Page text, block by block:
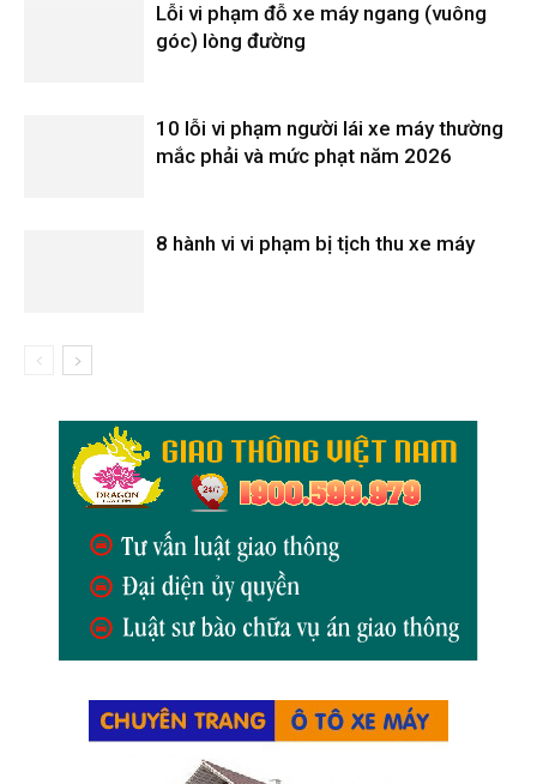
Lỗi vi phạm đỗ xe máy ngang (vuông
góc) lòng đường
10 lỗi vi phạm người lái xe máy thường
mắc phải và mức phạt năm 2026
8 hành vi vi phạm bị tịch thu xe máy